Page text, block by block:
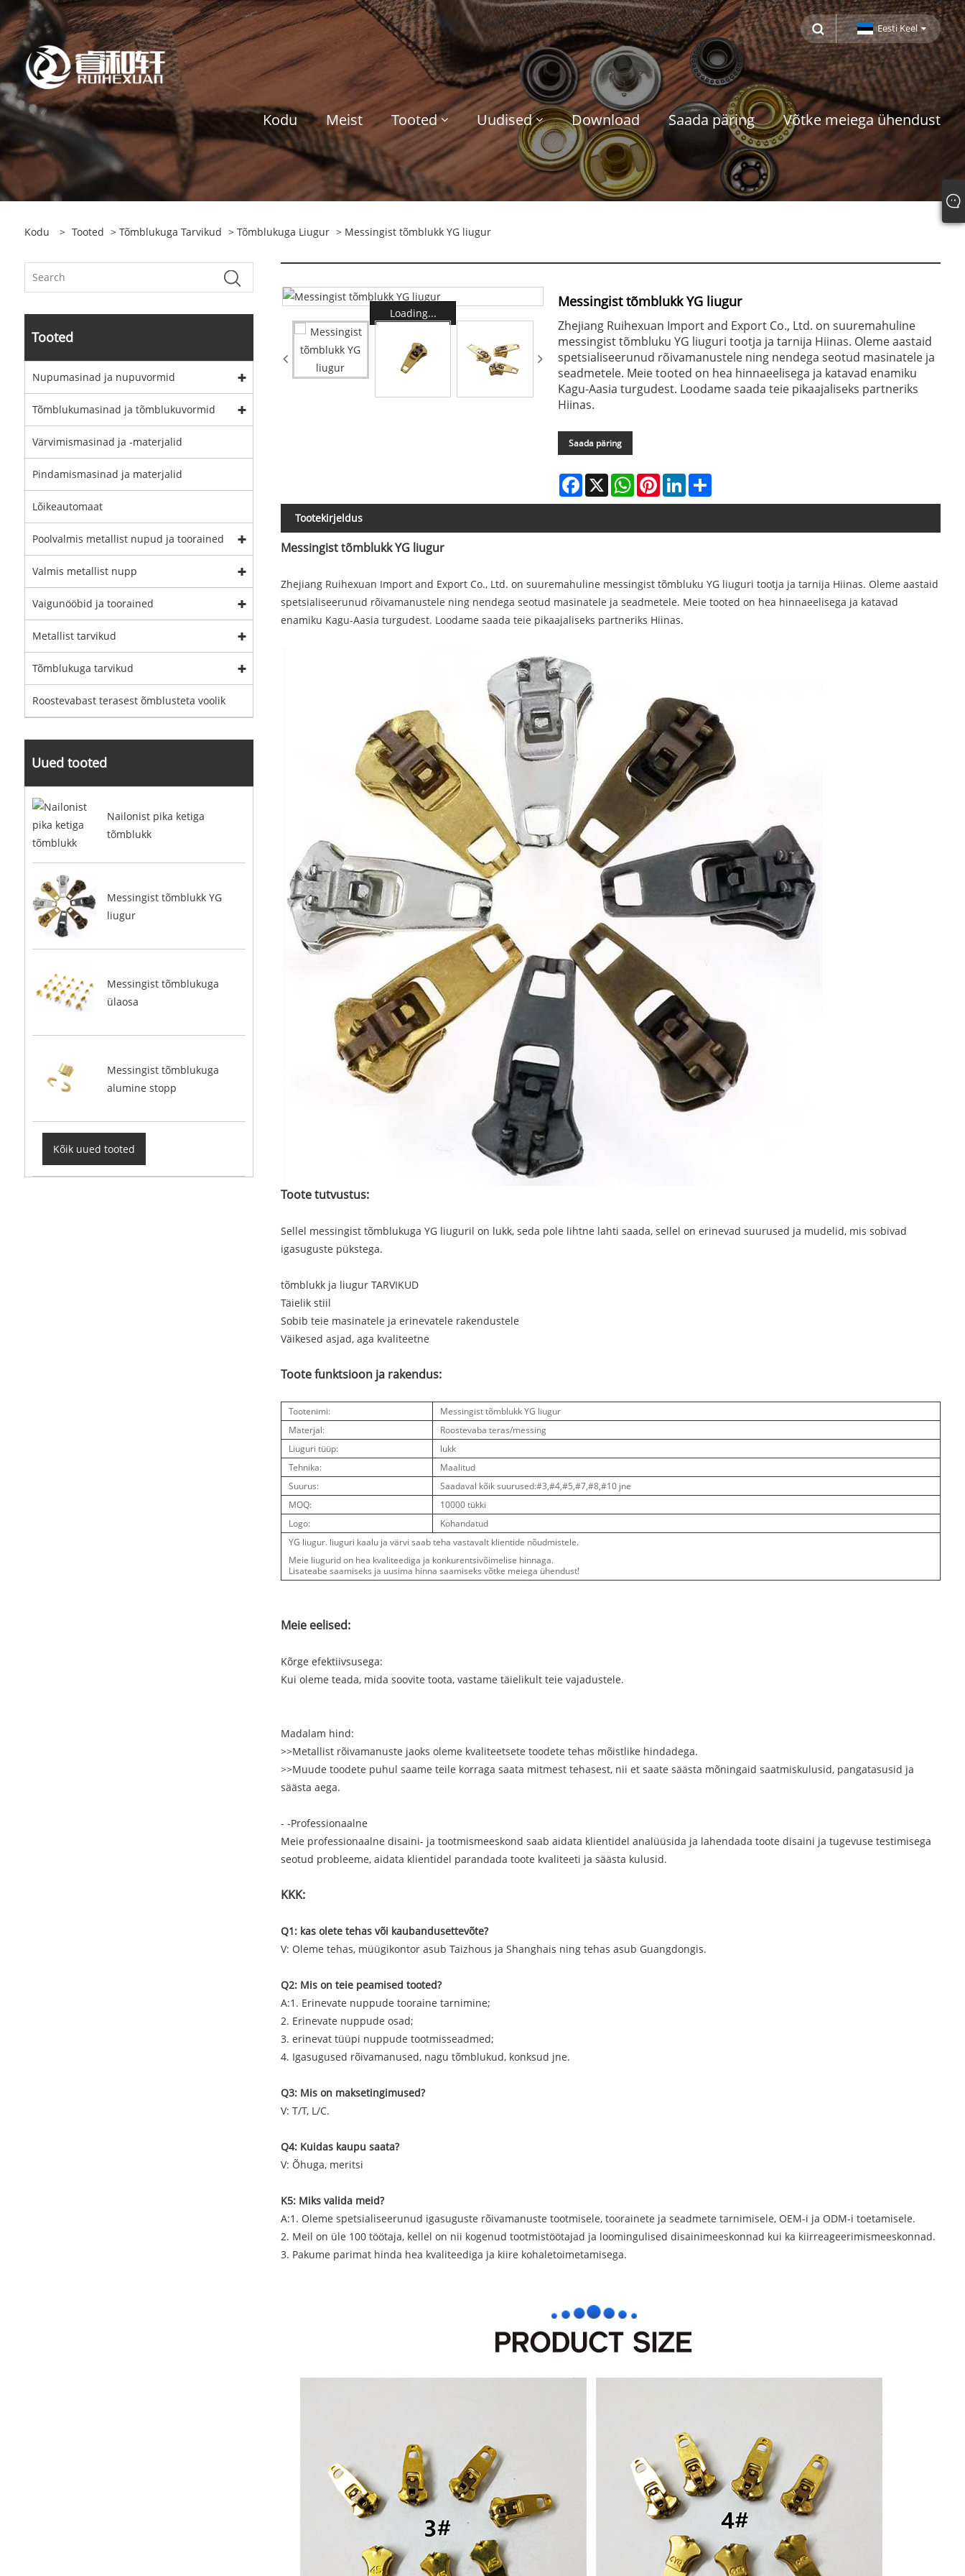
Eesti Keel
Kodu Meist Tooted Uudised Download Saada päring Võtke meiega ühendust
Kodu > Tooted > Tõmblukuga Tarvikud > Tõmblukuga Liugur > Messingist tõmblukk YG liugur
Tooted
Nupumasinad ja nupuvormid
Tõmblukumasinad ja tõmblukuvormid
Värvimismasinad ja -materjalid
Pindamismasinad ja materjalid
Lõikeautomaat
Poolvalmis metallist nupud ja toorained
Valmis metallist nupp
Vaigunööbid ja toorained
Metallist tarvikud
Tõmblukuga tarvikud
Roostevabast terasest õmblusteta voolik
Uued tooted
Nailonist pika ketiga
tõmblukk
Messingist tõmblukk YG
liugur
Messingist tõmblukuga
ülaosa
Messingist tõmblukuga
alumine stopp
Kõik uued tooted
Loading...
Loading...
Messingist tõmblukk YG liugur
Zhejiang Ruihexuan Import and Export Co., Ltd. on suuremahuline
messingist tõmbluku YG liuguri tootja ja tarnija Hiinas. Oleme aastaid
spetsialiseerunud rõivamanustele ning nendega seotud masinatele ja
seadmetele. Meie tooted on hea hinnaeelisega ja katavad enamiku
Kagu-Aasia turgudest. Loodame saada teie pikaajaliseks partneriks
Hiinas.
Saada päring
Facebook
X WhatsApp
PinterestLinkedIn
Tootekirjeldus
Messingist tõmblukk YG liugur
Zhejiang Ruihexuan Import and Export Co., Ltd. on suuremahuline messingist tõmbluku YG liuguri tootja ja tarnija Hiinas. Oleme aastaid
spetsialiseerunud rõivamanustele ning nendega seotud masinatele ja seadmetele. Meie tooted on hea hinnaeelisega ja katavad
enamiku Kagu-Aasia turgudest. Loodame saada teie pikaajaliseks partneriks Hiinas.
Toote tutvustus:
Sellel messingist tõmblukuga YG liuguril on lukk, seda pole lihtne lahti saada, sellel on erinevad suurused ja mudelid, mis sobivad
igasuguste pükstega.
tõmblukk ja liugur TARVIKUD
Täielik stiil
Sobib teie masinatele ja erinevatele rakendustele
Väikesed asjad, aga kvaliteetne
Toote funktsioon ja rakendus:
Tootenimi:
Messingist tõmblukk YG liugur
Materjal:
Roostevaba teras/messing
Liuguri tüüp:
lukk
Tehnika:
Maalitud
Suurus:
Saadaval kõik suurused:#3,#4,#5,#7,#8,#10 jne
MOQ:
10000 tükki
Logo:
Kohandatud
YG liugur. liuguri kaalu ja värvi saab teha vastavalt klientide nõudmistele.
Meie liugurid on hea kvaliteediga ja konkurentsivõimelise hinnaga.
Lisateabe saamiseks ja uusima hinna saamiseks võtke meiega ühendust!
Meie eelised:
Kõrge efektiivsusega:
Kui oleme teada, mida soovite toota, vastame täielikult teie vajadustele.
Madalam hind:
>>Metallist rõivamanuste jaoks oleme kvaliteetsete toodete tehas mõistlike hindadega.
>>Muude toodete puhul saame teile korraga saata mitmest tehasest, nii et saate säästa mõningaid saatmiskulusid, pangatasusid ja
säästa aega.
- -Professionaalne
Meie professionaalne disaini- ja tootmismeeskond saab aidata klientidel analüüsida ja lahendada toote disaini ja tugevuse testimisega
seotud probleeme, aidata klientidel parandada toote kvaliteeti ja säästa kulusid.
KKK:
Q1: kas olete tehas või kaubandusettevõte?
V: Oleme tehas, müügikontor asub Taizhous ja Shanghais ning tehas asub Guangdongis.
Q2: Mis on teie peamised tooted?
A:1. Erinevate nuppude tooraine tarnimine;
2. Erinevate nuppude osad;
3. erinevat tüüpi nuppude tootmisseadmed;
4. Igasugused rõivamanused, nagu tõmblukud, konksud jne.
Q3: Mis on maksetingimused?
V: T/T, L/C.
Q4: Kuidas kaupu saata?
V: Õhuga, meritsi
K5: Miks valida meid?
A:1. Oleme spetsialiseerunud igasuguste rõivamanuste tootmisele, toorainete ja seadmete tarnimisele, OEM-i ja ODM-i toetamisele.
2. Meil ​​on üle 100 töötaja, kellel on nii kogenud tootmistöötajad ja loomingulised disainimeeskonnad kui ka kiirreageerimismeeskonnad.
3. Pakume parimat hinda hea kvaliteediga ja kiire kohaletoimetamisega.